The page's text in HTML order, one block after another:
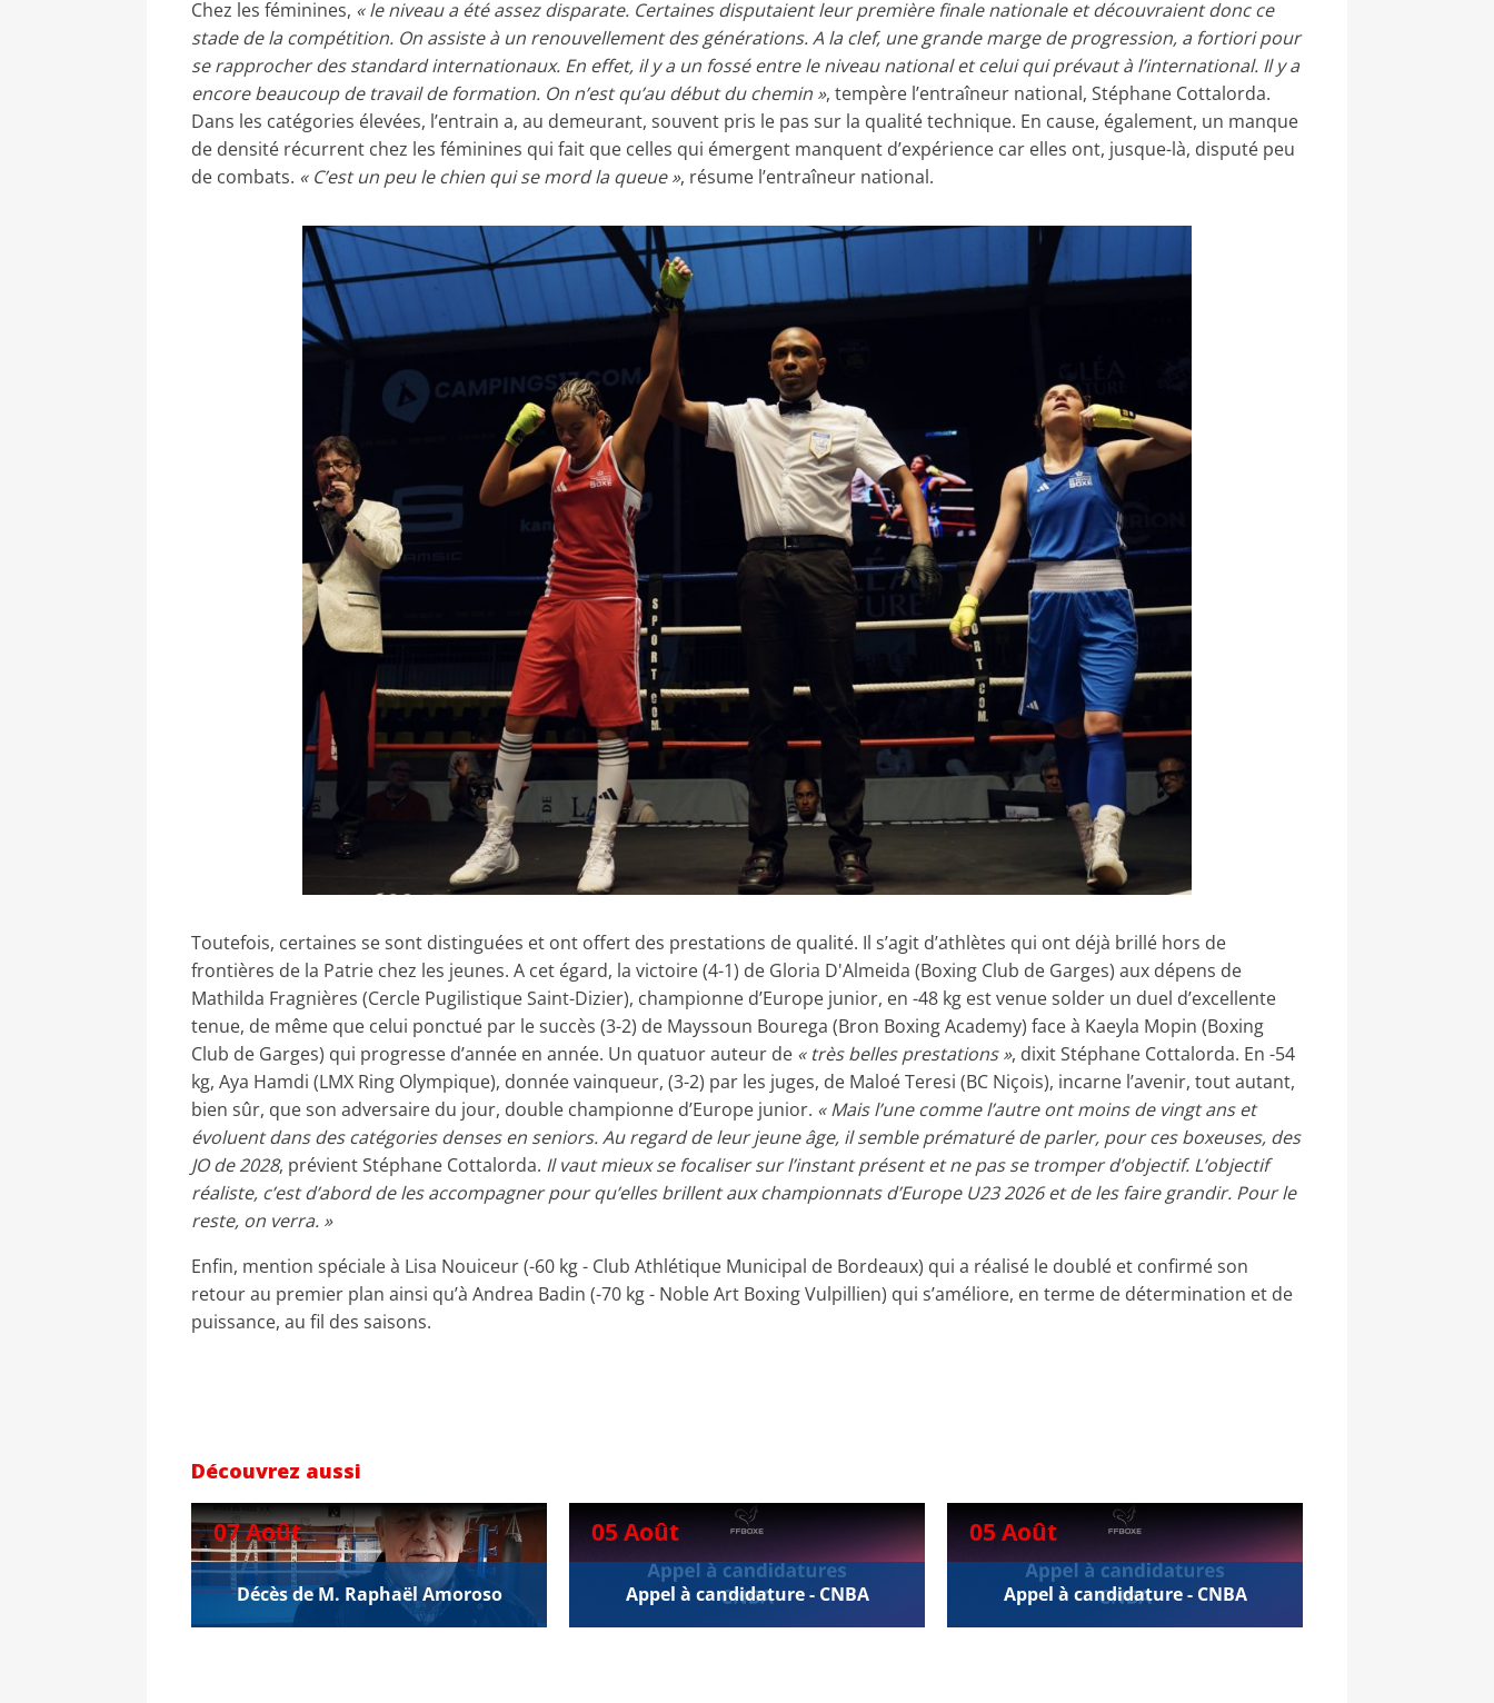
Chez les féminines, « le niveau a été assez disparate. Certaines disputaient leur première finale nationale et découvraient donc ce
stade de la compétition. On assiste à un renouvellement des générations. A la clef, une grande marge de progression, a fortiori pour
se rapprocher des standard internationaux. En effet, il y a un fossé entre le niveau national et celui qui prévaut à l’international. Il y a
encore beaucoup de travail de formation. On n’est qu’au début du chemin », tempère l’entraîneur national, Stéphane Cottalorda.
Dans les catégories élevées, l’entrain a, au demeurant, souvent pris le pas sur la qualité technique. En cause, également, un manque
de densité récurrent chez les féminines qui fait que celles qui émergent manquent d’expérience car elles ont, jusque-là, disputé peu
de combats. « C’est un peu le chien qui se mord la queue », résume l’entraîneur national.
Toutefois, certaines se sont distinguées et ont offert des prestations de qualité. Il s’agit d’athlètes qui ont déjà brillé hors de
frontières de la Patrie chez les jeunes. A cet égard, la victoire (4-1) de Gloria D'Almeida (Boxing Club de Garges) aux dépens de
Mathilda Fragnières (Cercle Pugilistique Saint-Dizier), championne d’Europe junior, en -48 kg est venue solder un duel d’excellente
tenue, de même que celui ponctué par le succès (3-2) de Mayssoun Bourega (Bron Boxing Academy) face à Kaeyla Mopin (Boxing
Club de Garges) qui progresse d’année en année. Un quatuor auteur de « très belles prestations », dixit Stéphane Cottalorda. En -54
kg, Aya Hamdi (LMX Ring Olympique), donnée vainqueur, (3-2) par les juges, de Maloé Teresi (BC Niçois), incarne l’avenir, tout autant,
bien sûr, que son adversaire du jour, double championne d’Europe junior. « Mais l’une comme l’autre ont moins de vingt ans et
évoluent dans des catégories denses en seniors. Au regard de leur jeune âge, il semble prématuré de parler, pour ces boxeuses, des
JO de 2028, prévient Stéphane Cottalorda. Il vaut mieux se focaliser sur l’instant présent et ne pas se tromper d’objectif. L’objectif
réaliste, c’est d’abord de les accompagner pour qu’elles brillent aux championnats d’Europe U23 2026 et de les faire grandir. Pour le
reste, on verra. »
Enfin, mention spéciale à Lisa Nouiceur (-60 kg - Club Athlétique Municipal de Bordeaux) qui a réalisé le doublé et confirmé son
retour au premier plan ainsi qu’à Andrea Badin (-70 kg - Noble Art Boxing Vulpillien) qui s’améliore, en terme de détermination et de
puissance, au fil des saisons.
Découvrez aussi
07 Août
Décès de M. Raphaël Amoroso
05 Août
Appel à candidature - CNBA
05 Août
Appel à candidature - CNBA